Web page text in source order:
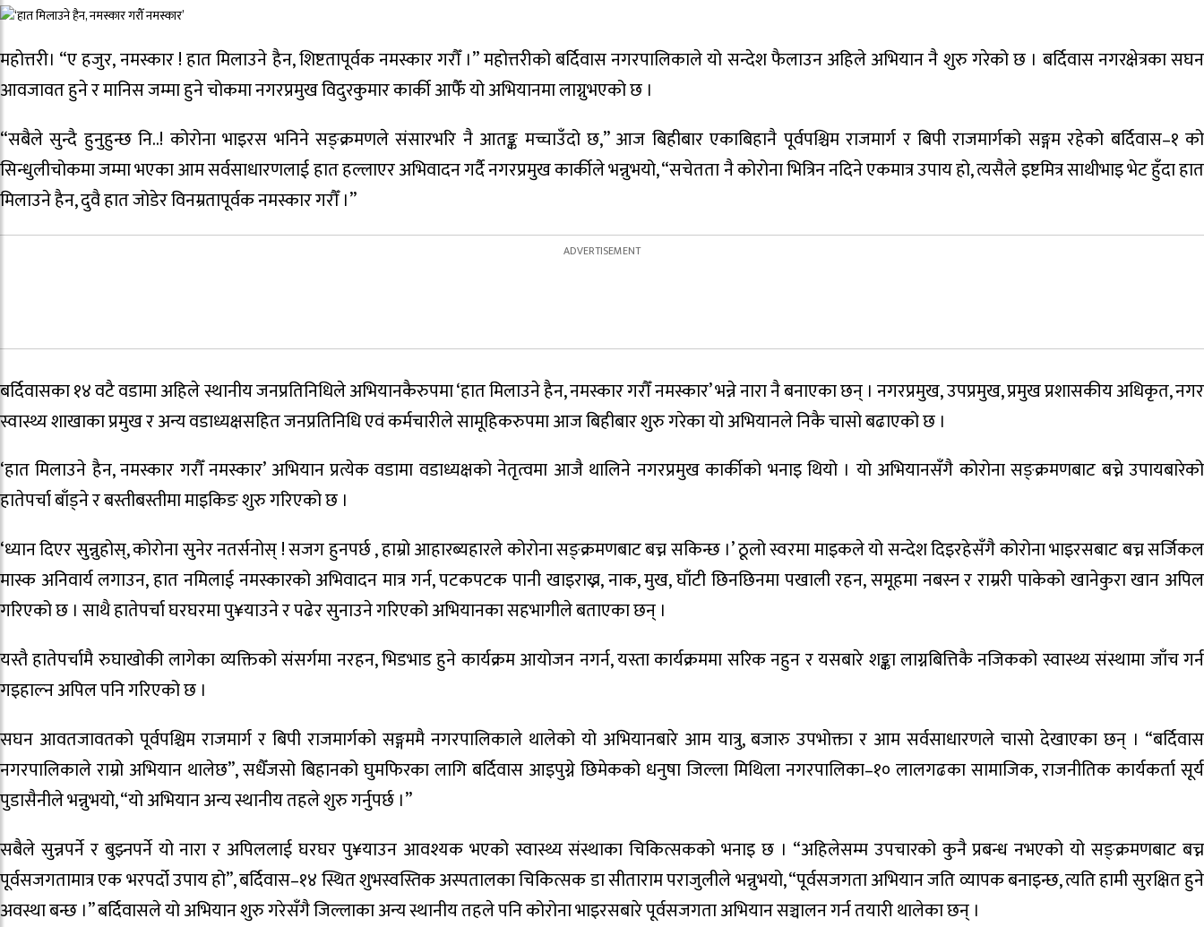
महोत्तरी। “ए हजुर, नमस्कार ! हात मिलाउने हैन, शिष्टतापूर्वक नमस्कार गरौँ ।” महोत्तरीको बर्दिवास नगरपालिकाले यो सन्देश फैलाउन अहिले अभियान नै शुरु गरेको छ । बर्दिवास नगरक्षेत्रका सघन
आवजावत हुने र मानिस जम्मा हुने चोकमा नगरप्रमुख विदुरकुमार कार्की आफैँ यो अभियानमा लाग्नुभएको छ ।
“सबैले सुन्दै हुनुहुन्छ नि..! कोरोना भाइरस भनिने सङ्क्रमणले संसारभरि नै आतङ्क मच्चाउँदो छ,” आज बिहीबार एकाबिहानै पूर्वपश्चिम राजमार्ग र बिपी राजमार्गको सङ्गम रहेको बर्दिवास–१ को
सिन्धुलीचोकमा जम्मा भएका आम सर्वसाधारणलाई हात हल्लाएर अभिवादन गर्दै नगरप्रमुख कार्कीले भन्नुभयो, “सचेतता नै कोरोना भित्रिन नदिने एकमात्र उपाय हो, त्यसैले इष्टमित्र साथीभाइ भेट हुँदा हात
मिलाउने हैन, दुवै हात जोडेर विनम्रतापूर्वक नमस्कार गरौँ ।”
बर्दिवासका १४ वटै वडामा अहिले स्थानीय जनप्रतिनिधिले अभियानकैरुपमा ‘हात मिलाउने हैन, नमस्कार गरौँ नमस्कार’ भन्ने नारा नै बनाएका छन् । नगरप्रमुख, उपप्रमुख, प्रमुख प्रशासकीय अधिकृत, नगर
स्वास्थ्य शाखाका प्रमुख र अन्य वडाध्यक्षसहित जनप्रतिनिधि एवं कर्मचारीले सामूहिकरुपमा आज बिहीबार शुरु गरेका यो अभियानले निकै चासो बढाएको छ ।
‘हात मिलाउने हैन, नमस्कार गरौँ नमस्कार’ अभियान प्रत्येक वडामा वडाध्यक्षको नेतृत्वमा आजै थालिने नगरप्रमुख कार्कीको भनाइ थियो । यो अभियानसँगै कोरोना सङ्क्रमणबाट बच्ने उपायबारेको
हातेपर्चा बाँड्ने र बस्तीबस्तीमा माइकिङ शुरु गरिएको छ ।
‘ध्यान दिएर सुन्नुहोस्, कोरोना सुनेर नतर्सनोस् ! सजग हुनपर्छ , हाम्रो आहारब्यहारले कोरोना सङ्क्रमणबाट बच्न सकिन्छ ।’ ठूलो स्वरमा माइकले यो सन्देश दिइरहेसँगै कोरोना भाइरसबाट बच्न सर्जिकल
मास्क अनिवार्य लगाउन, हात नमिलाई नमस्कारको अभिवादन मात्र गर्न, पटकपटक पानी खाइराख्न, नाक, मुख, घाँटी छिनछिनमा पखाली रहन, समूहमा नबस्न र राम्ररी पाकेको खानेकुरा खान अपिल
गरिएको छ । साथै हातेपर्चा घरघरमा पु¥याउने र पढेर सुनाउने गरिएको अभियानका सहभागीले बताएका छन् ।
यस्तै हातेपर्चामै रुघाखोकी लागेका व्यक्तिको संसर्गमा नरहन, भिडभाड हुने कार्यक्रम आयोजन नगर्न, यस्ता कार्यक्रममा सरिक नहुन र यसबारे शङ्का लाग्नबित्तिकै नजिकको स्वास्थ्य संस्थामा जाँच गर्न
गइहाल्न अपिल पनि गरिएको छ ।
सघन आवतजावतको पूर्वपश्चिम राजमार्ग र बिपी राजमार्गको सङ्गममै नगरपालिकाले थालेको यो अभियानबारे आम यात्रु, बजारु उपभोक्ता र आम सर्वसाधारणले चासो देखाएका छन् । “बर्दिवास
नगरपालिकाले राम्रो अभियान थालेछ”, सधैँजसो बिहानको घुमफिरका लागि बर्दिवास आइपुग्ने छिमेकको धनुषा जिल्ला मिथिला नगरपालिका–१० लालगढका सामाजिक, राजनीतिक कार्यकर्ता सूर्य
पुडासैनीले भन्नुभयो, “यो अभियान अन्य स्थानीय तहले शुरु गर्नुपर्छ ।”
सबैले सुन्नपर्ने र बुझ्नपर्ने यो नारा र अपिललाई घरघर पु¥याउन आवश्यक भएको स्वास्थ्य संस्थाका चिकित्सकको भनाइ छ । “अहिलेसम्म उपचारको कुनै प्रबन्ध नभएको यो सङ्क्रमणबाट बच्न
पूर्वसजगतामात्र एक भरपर्दो उपाय हो”, बर्दिवास–१४ स्थित शुभस्वस्तिक अस्पतालका चिकित्सक डा सीताराम पराजुलीले भन्नुभयो, “पूर्वसजगता अभियान जति व्यापक बनाइन्छ, त्यति हामी सुरक्षित हुने
अवस्था बन्छ ।” बर्दिवासले यो अभियान शुरु गरेसँगै जिल्लाका अन्य स्थानीय तहले पनि कोरोना भाइरसबारे पूर्वसजगता अभियान सञ्चालन गर्न तयारी थालेका छन् ।